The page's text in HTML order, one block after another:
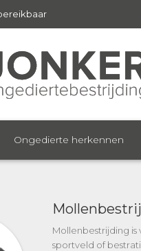
Ongedierte herkennen
Mollenbestrijding is
sportveld of